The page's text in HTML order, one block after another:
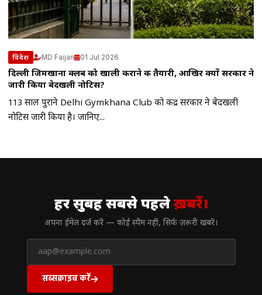
विदेश MD Faijan 01 Jul 2026
दिल्ली जिमखाना क्लब को खाली कराने की तैयारी, आखिर क्यों सरकार ने
जारी किया बेदखली नोटिस?
113 साल पुराने Delhi Gymkhana Club को केंद्र सरकार ने बेदखली
नोटिस जारी किया है। जानिए...
हर सुबह सबसे पहलेख़बरें।
अपना ईमेल दर्ज करें — कोई स्पैम नहीं, सिर्फ ज़रूरी खबरें।
सब्सक्राइब करें